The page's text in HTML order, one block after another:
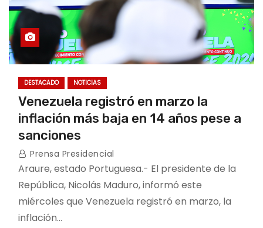
DESTACADO NOTICIAS
Venezuela registró en marzo la
inflación más baja en 14 años pese a
sanciones
Prensa Presidencial
Araure, estado Portuguesa.- El presidente de la
República, Nicolás Maduro, informó este
miércoles que Venezuela registró en marzo, la
inflación…